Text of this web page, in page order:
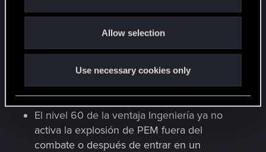
Allow selection
Use necessary cookies only
Se ha solucionado un problema que
provocaba que las armas automáticas
dispararan más despacio de lo debido.
Se ha solucionado un problema que
provocaba que el chaleco táctico de
BARGHEST oficial no apareciera en la
entrega aérea, como estaba previsto.
El nivel 60 de la ventaja Ingeniería ya no
activa la explosión de PEM fuera del
combate o después de entrar en un